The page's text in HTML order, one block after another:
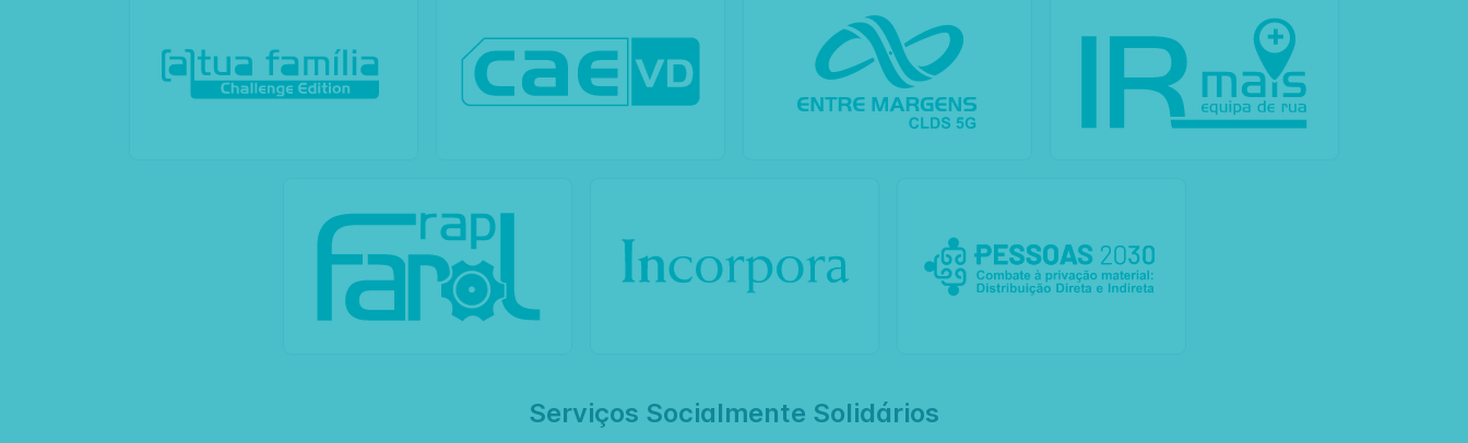
Serviços Socialmente Solidários